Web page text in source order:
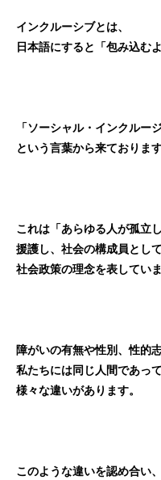
インクルーシブとは、
日本語にすると「包み込む
「ソーシャル・インクルー
という言葉から来ております
これは「あらゆる人が孤立
援護し、社会の構成員とし
社会政策の理念を表していま
障がいの有無や性別、性的
私たちには同じ人間であっ
様々な違いがあります。
このような違いを認め合い